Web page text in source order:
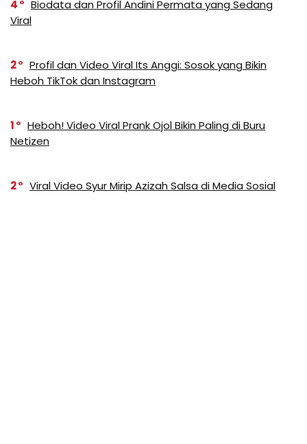
4
Biodata dan Profil Andini Permata yang Sedang
Viral
2
Profil dan Video Viral Its Anggi: Sosok yang Bikin
Heboh TikTok dan Instagram
1
Heboh! Video Viral Prank Ojol Bikin Paling di Buru
Netizen
2 Viral Video Syur Mirip Azizah Salsa di Media Sosial